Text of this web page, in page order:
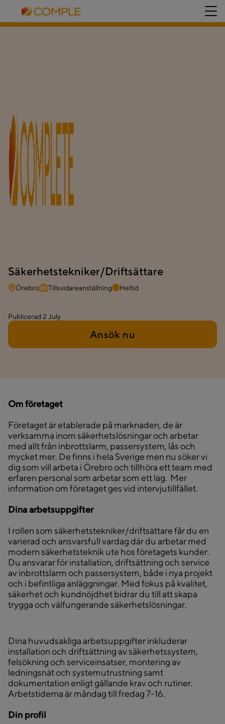
Säkerhetstekniker/Driftsättare
Örebro Tillsvidareanställning Heltid
Publicerad 2 July
Ansök nu
Om företaget
Företaget är etablerade på marknaden, de är
verksamma inom säkerhetslösningar och arbetar
med allt från inbrottslarm, passersystem, lås och
mycket mer. De finns i hela Sverige men nu söker vi
dig som vill arbeta i Örebro och tillhöra ett team med
erfaren personal som arbetar som ett lag. Mer
information om företaget ges vid intervjutillfället.
Dina arbetsuppgifter
I rollen som säkerhetstekniker/driftsättare får du en
varierad och ansvarsfull vardag där du arbetar med
modern säkerhetsteknik ute hos företagets kunder.
Du ansvarar för installation, driftsättning och service
av inbrottslarm och passersystem, både i nya projekt
och i befintliga anläggningar. Med fokus på kvalitet,
säkerhet och kundnöjdhet bidrar du till att skapa
trygga och välfungerande säkerhetslösningar.
Dina huvudsakliga arbetsuppgifter inkluderar
installation och driftsättning av säkerhetssystem,
felsökning och serviceinsatser, montering av
ledningsnät och systemutrustning samt
dokumentation enligt gällande krav och rutiner.
Arbetstiderna är måndag till fredag 7-16.
Din profil